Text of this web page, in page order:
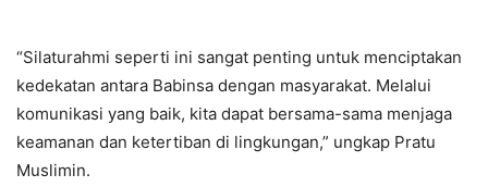
“Silaturahmi seperti ini sangat penting untuk menciptakan
kedekatan antara Babinsa dengan masyarakat. Melalui
komunikasi yang baik, kita dapat bersama-sama menjaga
keamanan dan ketertiban di lingkungan,” ungkap Pratu
Muslimin.